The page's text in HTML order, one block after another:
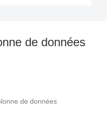
de données
de données